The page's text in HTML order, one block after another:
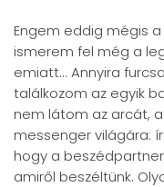
Engem eddig mégis a
ismerem fel még a
emiatt... Annyira
találkozom az egyik
nem látom az arcát,
messenger világára:
hogy a
amiről beszéltünk.